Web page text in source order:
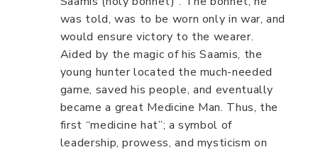
was told, was to be worn only in war, and
would ensure victory to the wearer.
Aided by the magic of his Saamis, the
young hunter located the much-needed
game, saved his people, and eventually
became a great Medicine Man. Thus, the
first “medicine hat”; a symbol of
leadership, prowess, and mysticism on